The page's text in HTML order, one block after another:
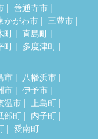
善通寺市
かがわ市
三豊市
町
直島町
町
多度津町
市
八幡浜市
市
伊予市
温市
上島町
部町
内子町
愛南町